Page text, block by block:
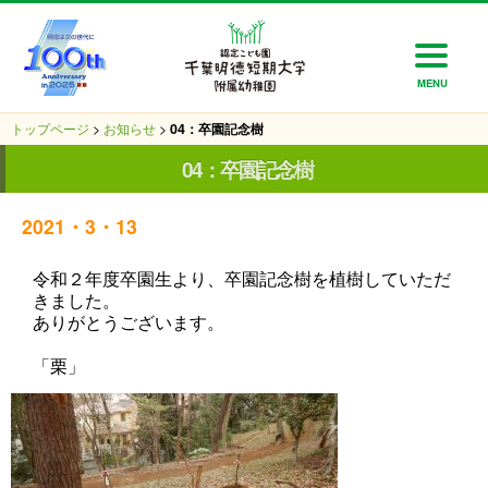
MENU
トップページ > お知らせ > 04：卒園記念樹
04：卒園記念樹
2021・3・13
令和２年度卒園生より、卒園記念樹を植樹していただ
きました。
ありがとうございます。
「栗」